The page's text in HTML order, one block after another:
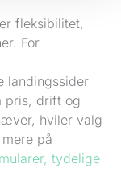
fleksibilitet,
For
landingssider
pris, drift og
hviler valg
på
tydelige